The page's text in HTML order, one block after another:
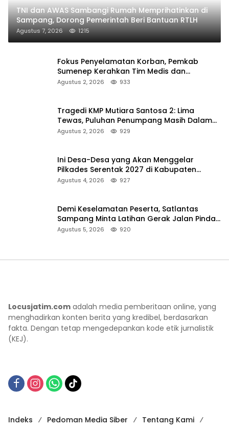
TNI dan AWAS Sambangi Rumah Memprihatinkan di
Sampang, Dorong Pemerintah Beri Bantuan RTLH
Agustus 7, 2026 1215
Fokus Penyelamatan Korban, Pemkab
Sumenep Kerahkan Tim Medis dan
Ambulans ke Pelabuhan Kalianget
Agustus 2, 2026 933
Tragedi KMP Mutiara Santosa 2: Lima
Tewas, Puluhan Penumpang Masih Dalam
Pencarian
Agustus 2, 2026 929
Ini Desa-Desa yang Akan Menggelar
Pilkades Serentak 2027 di Kabupaten
Sumenep
Agustus 4, 2026 927
Demi Keselamatan Peserta, Satlantas
Sampang Minta Latihan Gerak Jalan Pindah
ke Lokasi Aman
Agustus 5, 2026 920
Locusjatim.com adalah media pemberitaan online, yang
menghadirkan konten berita yang kredibel, berdasarkan
fakta. Dengan tetap mengedepankan kode etik jurnalistik
(KEJ).
Indeks Pedoman Media Siber
Tentang Kami